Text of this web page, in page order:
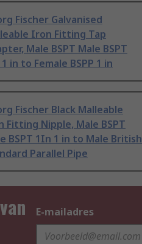
Fischer Galvanised
Iron Fitting Tap
Male BSPT Male BSPT
in to Female BSPP 1 in
Fischer Black Malleable
Fitting Nipple, Male BSPT
BSPT 1In 1 in to Male British
Parallel Pipe
E-mailadres